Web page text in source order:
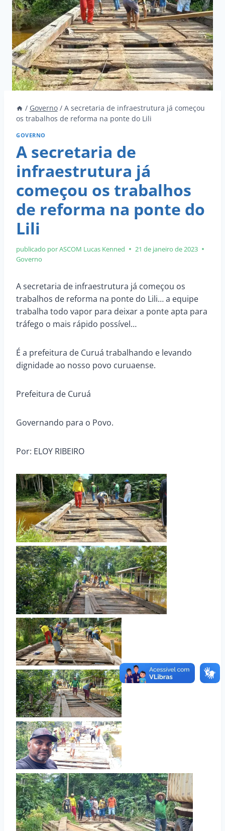
/ Governo / A secretaria de infraestrutura já começou
os trabalhos de reforma na ponte do Lili
GOVERNO
A secretaria de
infraestrutura já
começou os trabalhos
de reforma na ponte do
Lili
publicado por ASCOM Lucas Kenned
21 de janeiro de 2023
Governo
A secretaria de infraestrutura já começou os
trabalhos de reforma na ponte do Lili… a equipe
trabalha todo vapor para deixar a ponte apta para
tráfego o mais rápido possível…
É a prefeitura de Curuá trabalhando e levando
dignidade ao nosso povo curuaense.
Prefeitura de Curuá
Governando para o Povo.
Por: ELOY RIBEIRO